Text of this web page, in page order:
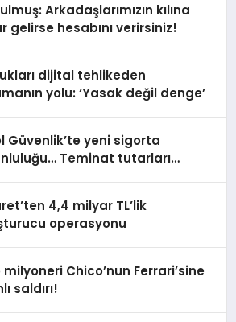
Arkadaşlarımızın kılına
gelirse hesabını verirsiniz!
dijital tehlikeden
yolu: ‘Yasak değil denge’
Güvenlik’te yeni sigorta
Teminat tutarları
4,4 milyar TL’lik
operasyonu
milyoneri Chico’nun Ferrari’sine
saldırı!